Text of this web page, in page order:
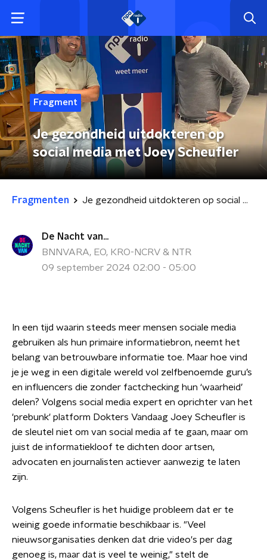
Fragment
Je gezondheid uitdokteren op
social media met Joey Scheufler
Fragmenten Je gezondheid uitdokteren op social media met Joey Scheufler
De Nacht van...
BNNVARA, EO, KRO-NCRV & NTR
09 september 2024 02:00 - 05:00
In een tijd waarin steeds meer mensen sociale media
gebruiken als hun primaire informatiebron, neemt het
belang van betrouwbare informatie toe. Maar hoe vind
je je weg in een digitale wereld vol zelfbenoemde guru’s
en influencers die zonder factchecking hun ‘waarheid’
delen? Volgens social media expert en oprichter van het
'prebunk' platform Dokters Vandaag Joey Scheufler is
de sleutel niet om van social media af te gaan, maar om
juist de informatiekloof te dichten door artsen,
advocaten en journalisten actiever aanwezig te laten
zijn.
Volgens Scheufler is het huidige probleem dat er te
weinig goede informatie beschikbaar is. "Veel
nieuwsorganisaties denken dat drie video's per dag
genoeg is, maar dat is veel te weinig," stelt de